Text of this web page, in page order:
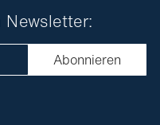
Newsletter:
Abonnieren